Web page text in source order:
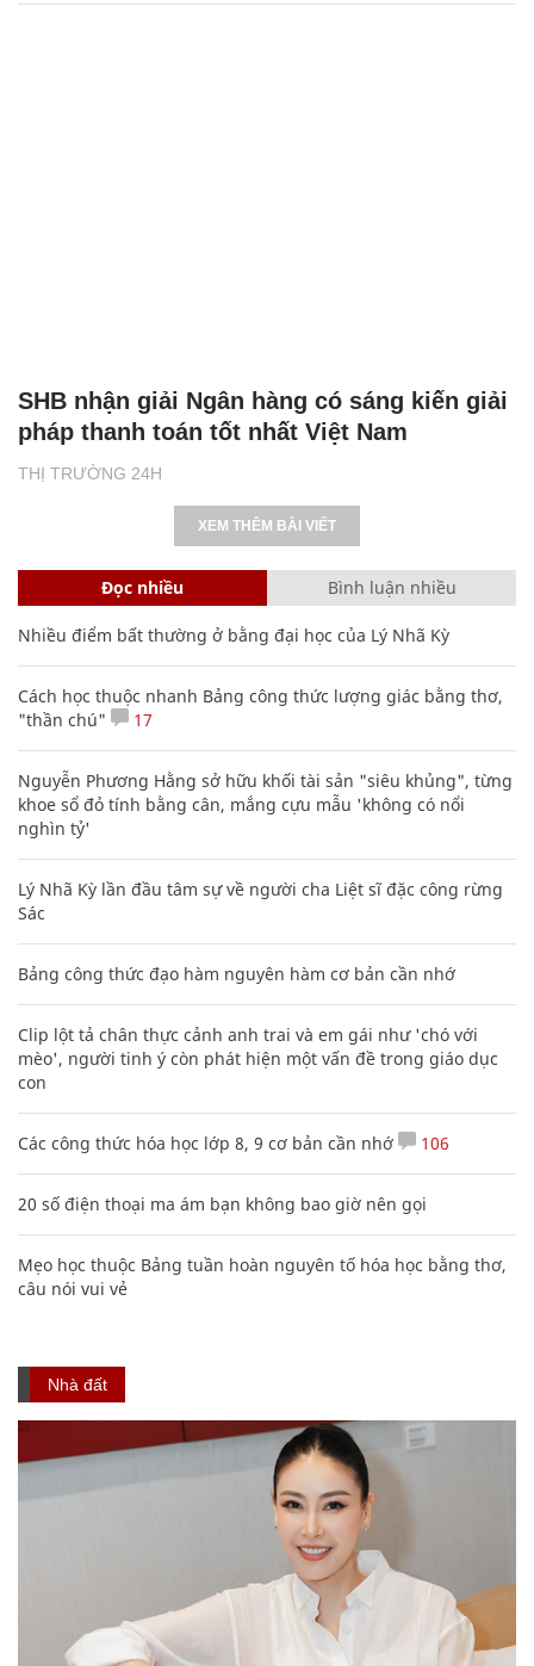
THỊ TRƯỜNG 24H
SHB nhận giải Ngân hàng có sáng kiến giải
pháp thanh toán tốt nhất Việt Nam
XEM THÊM BÀI VIẾT
Đọc nhiều Bình luận nhiều
Nhiều điểm bất thường ở bằng đại học của Lý Nhã Kỳ
Cách học thuộc nhanh Bảng công thức lượng giác bằng thơ,
"thần chú"
17
Nguyễn Phương Hằng sở hữu khối tài sản "siêu khủng", từng
khoe sổ đỏ tính bằng cân, mắng cựu mẫu 'không có nổi
nghìn tỷ'
Lý Nhã Kỳ lần đầu tâm sự về người cha Liệt sĩ đặc công rừng
Sác
Bảng công thức đạo hàm nguyên hàm cơ bản cần nhớ
Clip lột tả chân thực cảnh anh trai và em gái như 'chó với
mèo', người tinh ý còn phát hiện một vấn đề trong giáo dục
con
Các công thức hóa học lớp 8, 9 cơ bản cần nhớ 106
20 số điện thoại ma ám bạn không bao giờ nên gọi
Mẹo học thuộc Bảng tuần hoàn nguyên tố hóa học bằng thơ,
câu nói vui vẻ
Nhà đất